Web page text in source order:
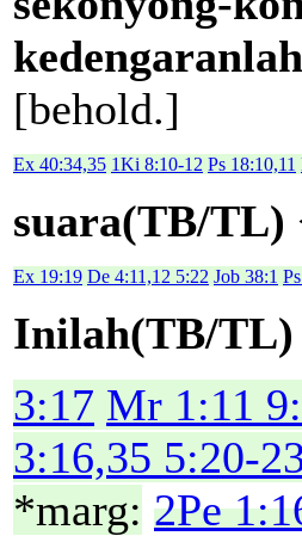
[behold.]
Ex 40:34,35 1Ki 8:10-12 Ps 18:10,11
suara(TB/TL)
Ex 19:19 De 4:11,12 5:22 Job 38:1
Inilah(TB/TL)
3:17 Mr 1:11
3:16,35 5:20-
*marg: 2Pe